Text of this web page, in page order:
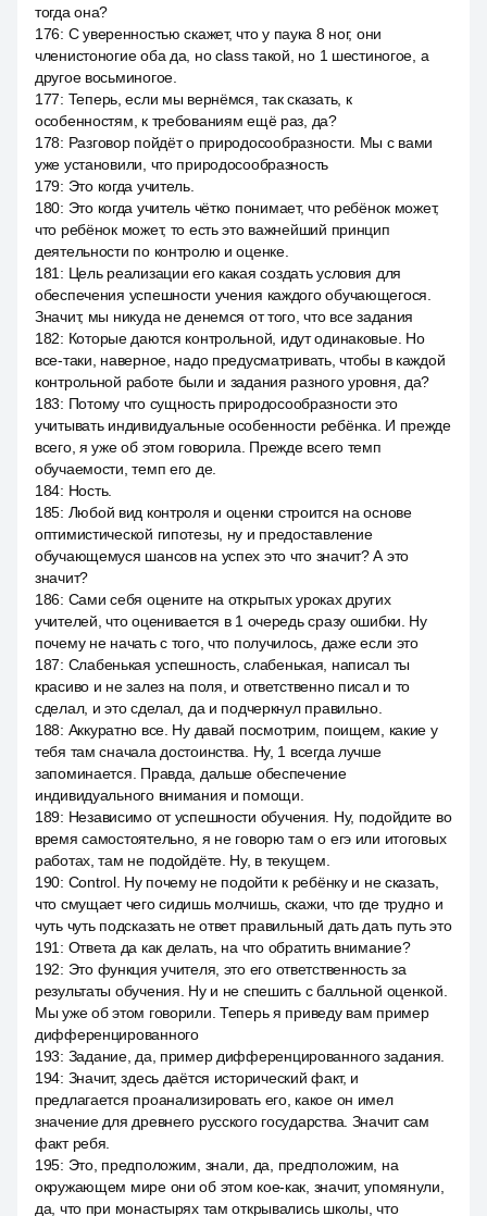
тогда она?
176: С уверенностью скажет, что у паука 8 ног, они
членистоногие оба да, но class такой, но 1 шестиногое, а
другое восьминогое.
177: Теперь, если мы вернёмся, так сказать, к
особенностям, к требованиям ещё раз, да?
178: Разговор пойдёт о природосообразности. Мы с вами
уже установили, что природосообразность
179: Это когда учитель.
180: Это когда учитель чётко понимает, что ребёнок может,
что ребёнок может, то есть это важнейший принцип
деятельности по контролю и оценке.
181 : Цель реализации его какая создать условия для
обеспечения успешности учения каждого обучающегося.
Значит, мы никуда не денемся от того, что все задания
182: Которые даются контрольной, идут одинаковые. Но
все-таки, наверное, надо предусматривать, чтобы в каждой
контрольной работе были и задания разного уровня, да?
183: Потому что сущность природосообразности это
учитывать индивидуальные особенности ребёнка. И прежде
всего, я уже об этом говорила. Прежде всего темп
обучаемости, темп его де.
184: Ность.
185: Любой вид контроля и оценки строится на основе
оптимистической гипотезы, ну и предоставление
обучающемуся шансов на успех это что значит? А это
значит?
186: Сами себя оцените на открытых уроках других
учителей, что оценивается в 1 очередь сразу ошибки. Ну
почему не начать с того, что получилось, даже если это
187: Слабенькая успешность, слабенькая, написал ты
красиво и не залез на поля, и ответственно писал и то
сделал, и это сделал, да и подчеркнул правильно.
188: Аккуратно все. Ну давай посмотрим, поищем, какие у
тебя там сначала достоинства. Ну, 1 всегда лучше
запоминается. Правда, дальше обеспечение
индивидуального внимания и помощи.
189: Независимо от успешности обучения. Ну, подойдите во
время самостоятельно, я не говорю там о егэ или итоговых
работах, там не подойдёте. Ну, в текущем.
190: Control. Ну почему не подойти к ребёнку и не сказать,
что смущает чего сидишь молчишь, скажи, что где трудно и
чуть чуть подсказать не ответ правильный дать дать путь это
191 : Ответа да как делать, на что обратить внимание?
192: Это функция учителя, это его ответственность за
результаты обучения. Ну и не спешить с балльной оценкой.
Мы уже об этом говорили. Теперь я приведу вам пример
дифференцированного
193: Задание, да, пример дифференцированного задания.
194: Значит, здесь даётся исторический факт, и
предлагается проанализировать его, какое он имел
значение для древнего русского государства. Значит сам
факт ребя.
195: Это, предположим, знали, да, предположим, на
окружающем мире они об этом кое-как, значит, упомянули,
да, что при монастырях там открывались школы, что